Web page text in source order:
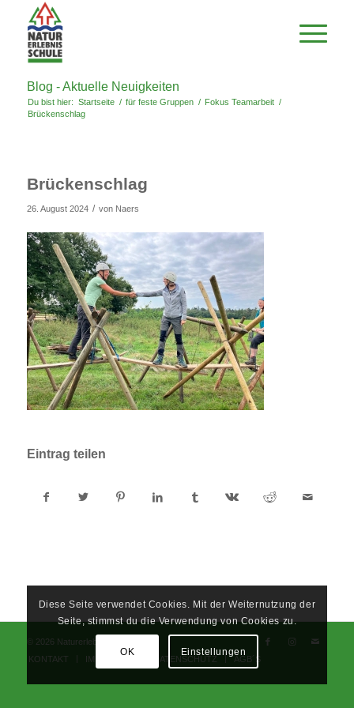
Blog - Aktuelle Neuigkeiten
Du bist hier: Startseite / für feste Gruppen / Fokus Teamarbeit /
Brückenschlag
Brückenschlag
26. August 2024 / von Naers
Eintrag teilen
© 2026 Naturerlebnisschule
KONTAKT
IMPRESSUM DATENSCHUTZ AGB´S
Diese Seite verwendet Cookies. Mit der Weiternutzung der
Seite, stimmst du die Verwendung von Cookies zu.
OK Einstellungen